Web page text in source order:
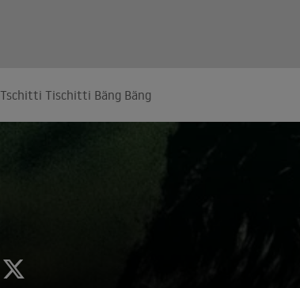
Tschitti Tischitti Bäng Bäng